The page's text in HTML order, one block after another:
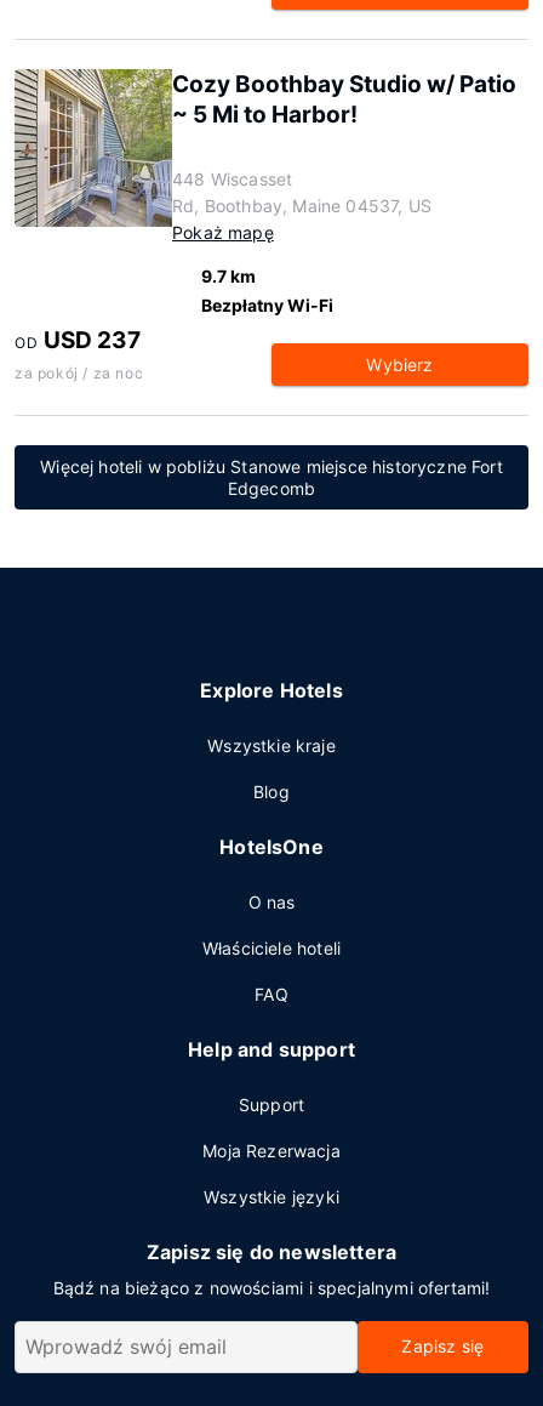
Cozy Boothbay Studio w/ Patio
~ 5 Mi to Harbor!
448 Wiscasset
Rd, Boothbay, Maine 04537, US
Pokaż mapę
9.7 km
Bezpłatny Wi-Fi
OD USD 237
za pokój / za noc Wybierz
Więcej hoteli w pobliżu Stanowe miejsce historyczne Fort
Edgecomb
Explore Hotels
Wszystkie kraje
Blog
HotelsOne
O nas
Właściciele hoteli
FAQ
Help and support
Support
Moja Rezerwacja
Wszystkie języki
Zapisz się do newslettera
Bądź na bieżąco z nowościami i specjalnymi ofertami!
Zapisz się